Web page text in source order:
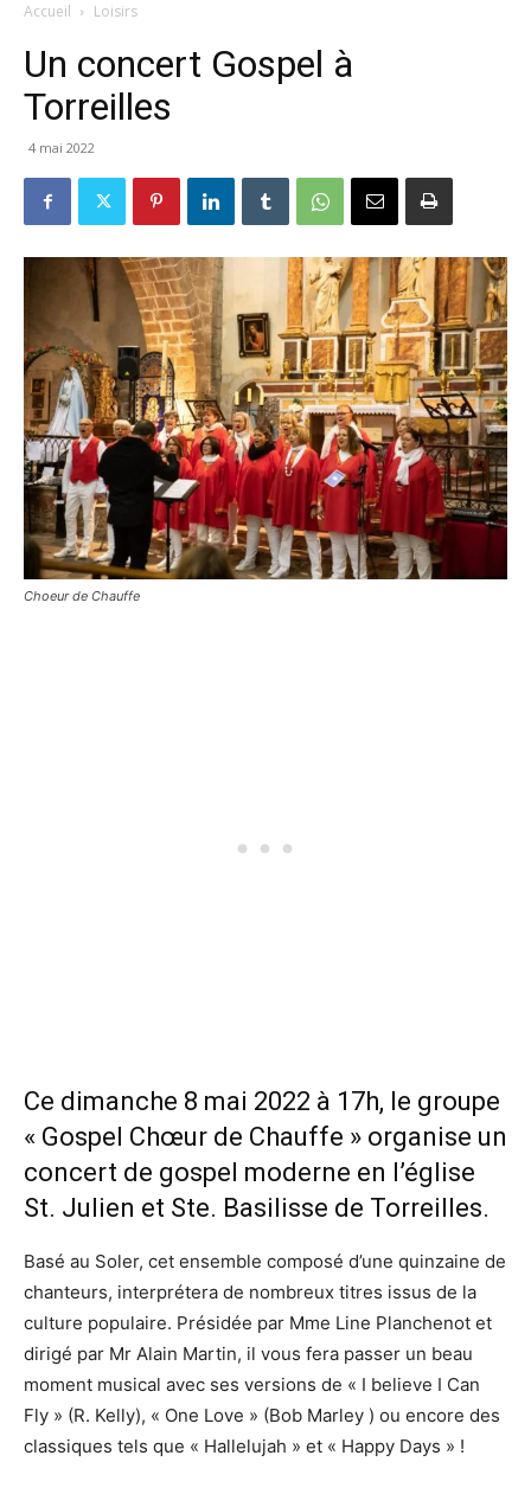
Accueil Loisirs
Un concert Gospel à
Torreilles
4 mai 2022
Choeur de Chauffe
Ce dimanche 8 mai 2022 à 17h, le groupe
« Gospel Chœur de Chauffe » organise un
concert de gospel moderne en l’église
St. Julien et Ste. Basilisse de Torreilles.
Basé au Soler, cet ensemble composé d’une quinzaine de
chanteurs, interprétera de nombreux titres issus de la
culture populaire. Présidée par Mme Line Planchenot et
dirigé par Mr Alain Martin, il vous fera passer un beau
moment musical avec ses versions de « I believe I Can
Fly » (R. Kelly), « One Love » (Bob Marley ) ou encore des
classiques tels que « Hallelujah » et « Happy Days » !